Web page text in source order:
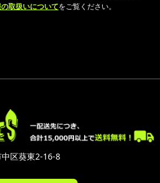
取扱いについてをご覧ください。
区葵東2-16-8